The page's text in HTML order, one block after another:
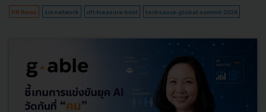
PR News six-network nft-treasure-hunt techsauce-global-summit-2026